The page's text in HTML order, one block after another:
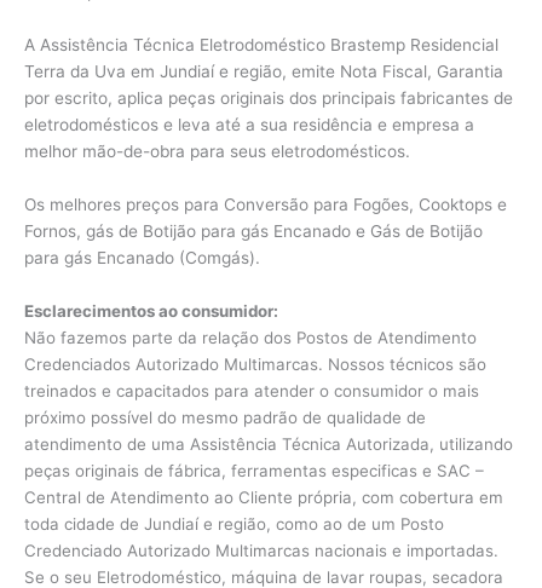
A Assistência Técnica Eletrodoméstico Brastemp Residencial
Terra da Uva em Jundiaí e região, emite Nota Fiscal, Garantia
por escrito, aplica peças originais dos principais fabricantes de
eletrodomésticos e leva até a sua residência e empresa a
melhor mão-de-obra para seus eletrodomésticos.
Os melhores preços para Conversão para Fogões, Cooktops e
Fornos, gás de Botijão para gás Encanado e Gás de Botijão
para gás Encanado (Comgás).
Esclarecimentos ao consumidor:
Não fazemos parte da relação dos Postos de Atendimento
Credenciados Autorizado Multimarcas. Nossos técnicos são
treinados e capacitados para atender o consumidor o mais
próximo possível do mesmo padrão de qualidade de
atendimento de uma Assistência Técnica Autorizada, utilizando
peças originais de fábrica, ferramentas especificas e SAC –
Central de Atendimento ao Cliente própria, com cobertura em
toda cidade de Jundiaí e região, como ao de um Posto
Credenciado Autorizado Multimarcas nacionais e importadas.
Se o seu Eletrodoméstico, máquina de lavar roupas, secadora